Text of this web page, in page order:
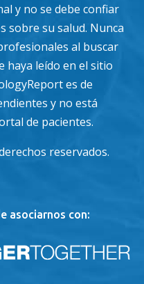
y no se debe confiar
sobre su salud. Nunca
al buscar
haya leído en el sitio
es de
y no está
de pacientes.
reservados.
asociarnos con: